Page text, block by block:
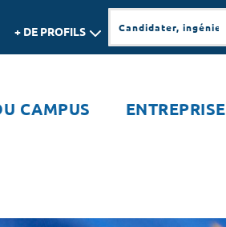
+ DE PROFILS
CAMPUS ENTREPRISE